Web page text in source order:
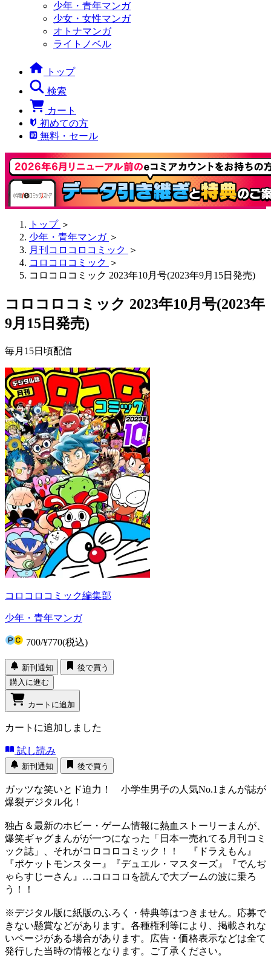
少年・青年マンガ
少女・女性マンガ
オトナマンガ
ライトノベル
トップ
検索
カート
初めての方
無料・セール
トップ ＞
少年・青年マンガ ＞
月刊コロコロコミック ＞
コロコロコミック ＞
コロコロコミック 2023年10月号(2023年9月15日発売)
コロコロコミック 2023年10月号(2023年
9月15日発売)
毎月15日頃配信
コロコロコミック編集部
少年・青年マンガ
700/¥770(税込)
新刊通知
後で買う
購入に進む
カートに追加
カートに追加しました
試し読み
新刊通知 後で買う
ガッツな笑いとド迫力！ 小学生男子の人気No.1まんが誌が
爆裂デジタル化！
独占＆最新のホビー・ゲーム情報に熱血ストーリーまんが、
爆笑ギャグまんがが一つになった「日本一売れてる月刊コミ
ック誌」、それがコロコロコミック！！ 『ドラえもん』
『ポケットモンスター』『デュエル・マスターズ』『でんぢ
ゃらすじーさん』…コロコロを読んで大ブームの波に乗ろ
う！！
※デジタル版に紙版のふろく・特典等はつきません。応募で
きない懸賞などがあります。各種権利等により、掲載されな
いページがある場合があります。広告・価格表示などは全て
発行した当時の情報となります。ご了承ください。